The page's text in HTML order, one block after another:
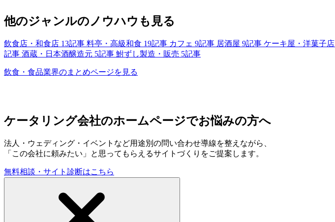
他のジャンルのノウハウも見る
飲食店・和食店 13記事 料亭・高級和食 19記事 カフェ 9記事 居酒屋 9記事 ケーキ屋・洋菓子店
記事 酒蔵・日本酒醸造元 5記事 鮒ずし製造・販売 5記事
飲食・食品業界のまとめページを見る
ケータリング会社のホームページでお悩みの方へ
法人・ウェディング・イベントなど用途別の問い合わせ導線を整えながら、
「この会社に頼みたい」と思ってもらえるサイトづくりをご提案します。
無料相談・サイト診断はこちら